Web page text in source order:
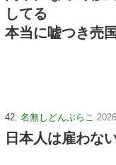
してる
本当に嘘つき売
42: 名無しどんぶらこ
日本人は雇わな